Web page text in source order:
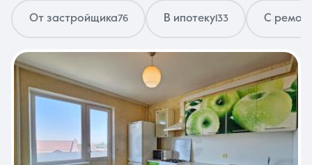
О компании Контакты
8 (861) 297-00-00
Ежедневно с 08:30 до 20:00
От застройщика76 В ипотеку133 С